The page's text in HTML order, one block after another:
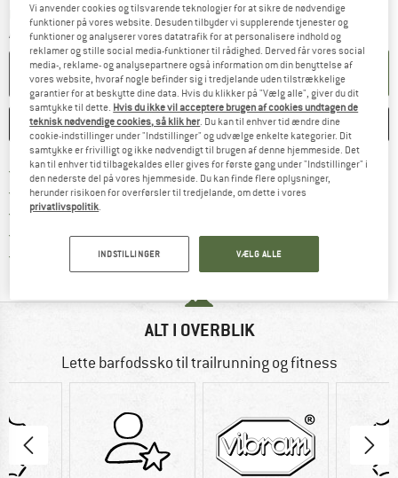
Leveringstid: 4-6 arbejdsdageLinket åbnes i en infoboks og indeholder
Antal:
LÆG I KURV
HUSKE SAMMENLIGNE
Portofri fra 69 € (DK)Find oplysninger om forsendelse her!
100 dages returretGå til returretten her Åbnes i en infoboks
> 4.000.000 tilfredse kunder
Alle artikler på lager
Vi er Trustpilot-certificeret - oplysningerne får du
ALT I OVERBLIK
Lette barfodssko til trailrunning og fitness
Vi anvender cookies og tilsvarende teknologier for at sikre de nødvendige
funktioner på vores website. Desuden tilbyder vi supplerende tjenester og
funktioner og analyserer vores datatrafik for at personalisere indhold og
reklamer og stille social media-funktioner til rådighed. Derved får vores social
media-, reklame- og analysepartnere også information om din benyttelse af
vores website, hvoraf nogle befinder sig i tredjelande uden tilstrækkelige
garantier for at beskytte dine data. Hvis du klikker på "Vælg alle", giver du dit
samtykke til dette. Hvis du ikke vil acceptere brugen af cookies undtagen de
teknisk nødvendige cookies, så klik her . Du kan til enhver tid ændre dine
cookie-indstillinger under "Indstillinger" og udvælge enkelte kategorier. Dit
samtykke er frivilligt og ikke nødvendigt til brugen af denne hjemmeside. Det
kan til enhver tid tilbagekaldes eller gives for første gang under "Indstillinger" i
den nederste del på vores hjemmeside. Du kan finde flere oplysninger,
herunder risikoen for overførsler til tredjelande, om dette i vores
privatlivspolitik
INDSTILLINGER VÆLG ALLE